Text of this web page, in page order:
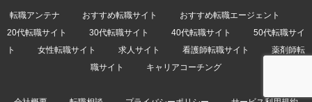
転職アンテナ おすすめ転職サイト
おすすめ転職エージェント
20代転職サイト
30代転職サイト 40代転職サイト
50代転職サイ
ト
女性転職サイト 求人サイト 看護師転職サイト
薬剤師転
職サイト
キャリアコーチング